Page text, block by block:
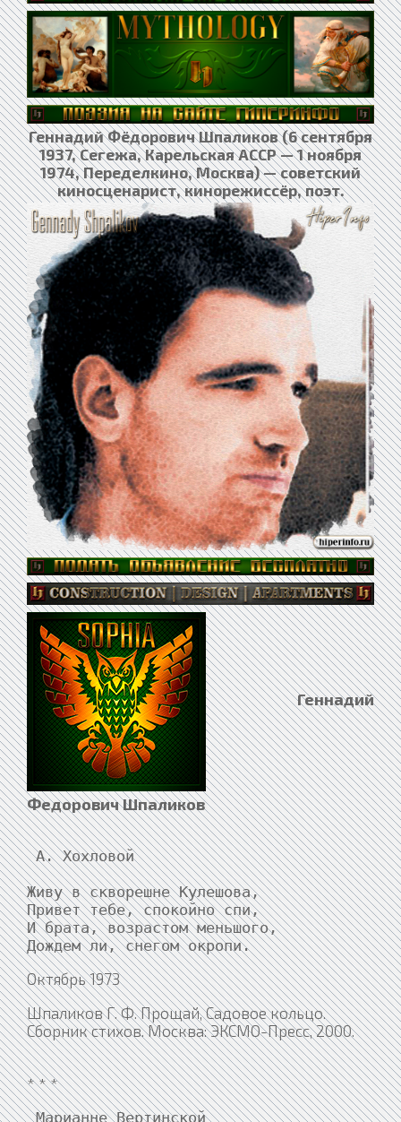
Геннадий Фёдорович Шпаликов (6 сентября
1937, Сегежа, Карельская АССР — 1 ноября
1974, Переделкино, Москва) — советский
киносценарист, кинорежиссёр, поэт.
Геннадий
Федорович Шпаликов
А. Хохловой
Живу в скворешне Кулешова,
Привет тебе, спокойно спи,
И брата, возрастом меньшого,
Октябрь 1973
Шпаликов Г. Ф. Прощай, Садовое кольцо.
Сборник стихов. Москва: ЭКСМО-Пресс, 2000.
* * *
Марианне Вертинской